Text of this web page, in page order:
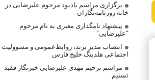
برگزاری مراسم یادبود مرحوم علیرضایی در
خانه روزنامه‌نگاران
پیشنهاد نامگذاری معبری به نام مرحوم
“علیرضایی”
انتصاب مدیر برند، روابط‌عمومی و مسوولیت
اجتماعی هلدینگ خلیج فارس
مراسم ترحیم مهدی علیرضایی خبرنگار فقید
تسنیم